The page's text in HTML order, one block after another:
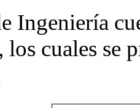
Ingeniería
cuales se